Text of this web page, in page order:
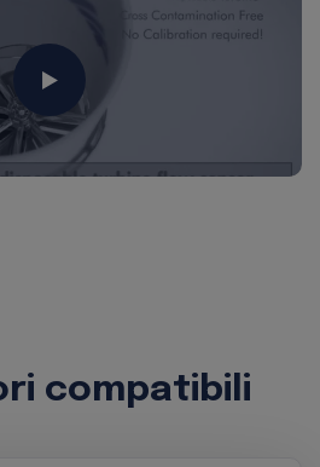
compatibili